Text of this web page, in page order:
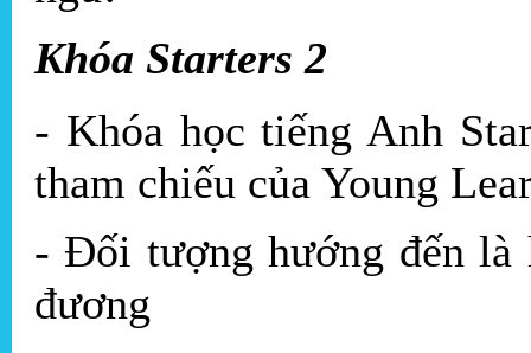
Khóa Starters 2
- Khóa học tiếng Anh
tham chiếu của Young
- Đối tượng hướng đến
đương